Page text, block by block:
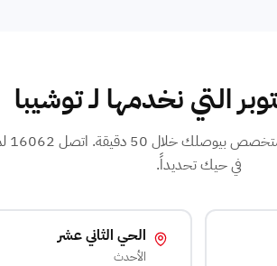
في حيك تحديداً.
الحي الثاني عشر
الأحدث